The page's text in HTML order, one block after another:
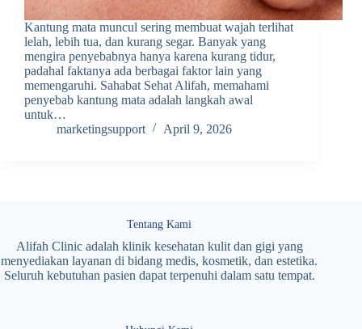
Kantung mata muncul sering membuat wajah terlihat
lelah, lebih tua, dan kurang segar. Banyak yang
mengira penyebabnya hanya karena kurang tidur,
padahal faktanya ada berbagai faktor lain yang
memengaruhi. Sahabat Sehat Alifah, memahami
penyebab kantung mata adalah langkah awal
untuk…
marketingsupport
April 9, 2026
Tentang Kami
Alifah Clinic adalah klinik kesehatan kulit dan gigi yang
menyediakan layanan di bidang medis, kosmetik, dan estetika.
Seluruh kebutuhan pasien dapat terpenuhi dalam satu tempat.